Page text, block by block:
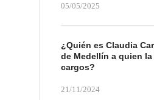
05/05/2025
¿Quién es Claudia
de Medellín a quien
cargos?
21/11/2024